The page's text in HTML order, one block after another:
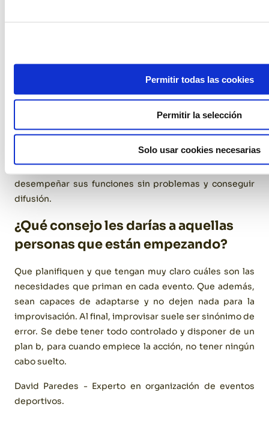
Permitir todas las cookies
Permitir la selección
Solo usar cookies necesarias
¿En qué te basas para medir el éxito
ocasión el número de asistentes sería secundario si no
se cumple el objetivo principal. En el caso de un
mundial, se buscaría que los jugadores pudiesen
desempeñar sus funciones sin problemas y conseguir
difusión.
¿Qué consejo les darías a aquellas
personas que están empezando?
Que planifiquen y que tengan muy claro cuáles son las
necesidades que priman en cada evento. Que además,
sean capaces de adaptarse y no dejen nada para la
improvisación. Al final, improvisar suele ser sinónimo de
error. Se debe tener todo controlado y disponer de un
plan b, para cuando empiece la acción, no tener ningún
cabo suelto.
David Paredes - Experto en organización de eventos
deportivos.